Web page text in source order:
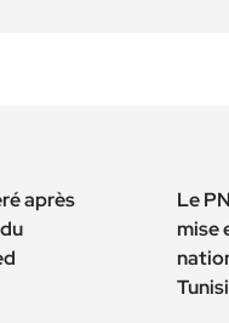
après
Le
mise